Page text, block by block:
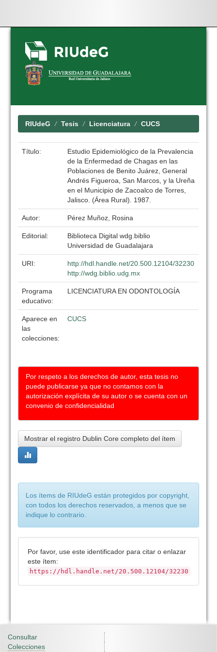
Skip
navigation
RIUdeG Tesis Licenciatura CUCS
Título:
Estudio Epidemiológico de la Prevalencia
de la Enfermedad de Chagas en las
Poblaciones de Benito Juárez, General
Andrés Figueroa, San Marcos, y la Ureña
en el Municipio de Zacoalco de Torres,
Jalisco. (Área Rural). 1987.
Autor: Pérez Muñoz, Rosina
Editorial:
Biblioteca Digital wdg.biblio
Universidad de Guadalajara
URI:
http://hdl.handle.net/20.500.12104/32230
http://wdg.biblio.udg.mx
Programa
educativo:
LICENCIATURA EN ODONTOLOGÍA
Aparece en
las
colecciones:
CUCS
Por respeto a los derechos de autor, esta tesis no
puede publicarse ya que no contamos con la
autorización explícita de su autor o se cuenta con un
convenio de confidencialidad
Mostrar el registro Dublin Core completo del ítem
Los ítems de RIUdeG están protegidos por copyright,
con todos los derechos reservados, a menos que se
indique lo contrario.
Por favor, use este identificador para citar o enlazar
este ítem:
https://hdl.handle.net/20.500.12104/32230
Consultar
Colecciones